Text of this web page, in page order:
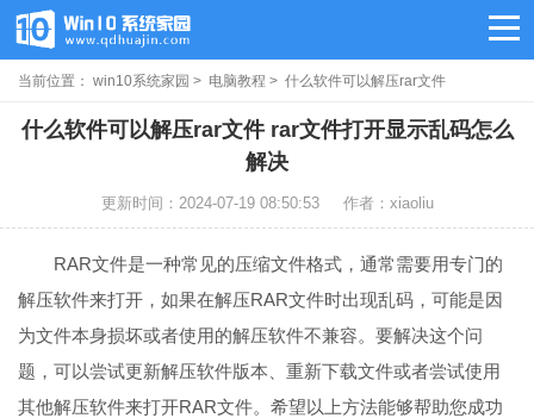
当前位置： win10系统家园 > 电脑教程 > 什么软件可以解压rar文件
什么软件可以解压rar文件 rar文件打开显示乱码怎么
解决
更新时间：2024-07-19 08:50:53 作者：xiaoliu
RAR文件是一种常见的压缩文件格式，通常需要用专门的
解压软件来打开，如果在解压RAR文件时出现乱码，可能是因
为文件本身损坏或者使用的解压软件不兼容。要解决这个问
题，可以尝试更新解压软件版本、重新下载文件或者尝试使用
其他解压软件来打开RAR文件。希望以上方法能够帮助您成功